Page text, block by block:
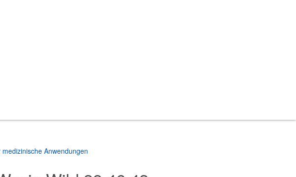
Anwendungen